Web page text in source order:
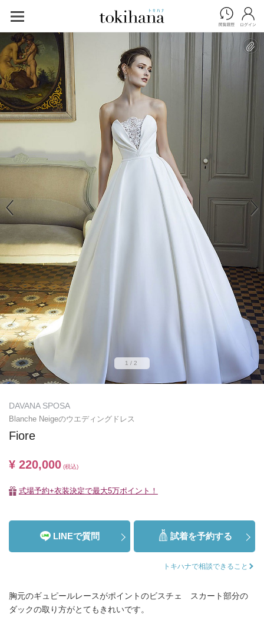
1/2
DAVANA SPOSA
Blanche Neigeのウエディングドレス
Fiore
¥ 220,000 (税込)
式場予約+衣装決定で最大5万ポイント！
LINEで質問 試着を予約する
トキハナで相談できること
胸元のギュピールレースがポイントのビスチェ スカート部分の
ダックの取り方がとてもきれいです。